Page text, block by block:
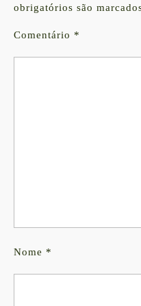
obrigatórios são
Comentário *
Nome *